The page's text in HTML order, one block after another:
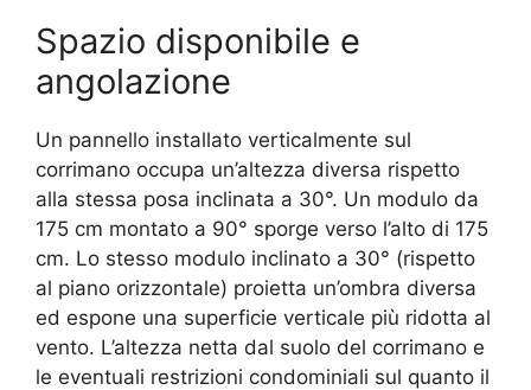
Spazio disponibile e
angolazione
Un pannello installato verticalmente sul
corrimano occupa un’altezza diversa rispetto
alla stessa posa inclinata a 30°. Un modulo da
175 cm montato a 90° sporge verso l’alto di 175
cm. Lo stesso modulo inclinato a 30° (rispetto
al piano orizzontale) proietta un’ombra diversa
ed espone una superficie verticale più ridotta al
vento. L’altezza netta dal suolo del corrimano e
le eventuali restrizioni condominiali sul quanto il